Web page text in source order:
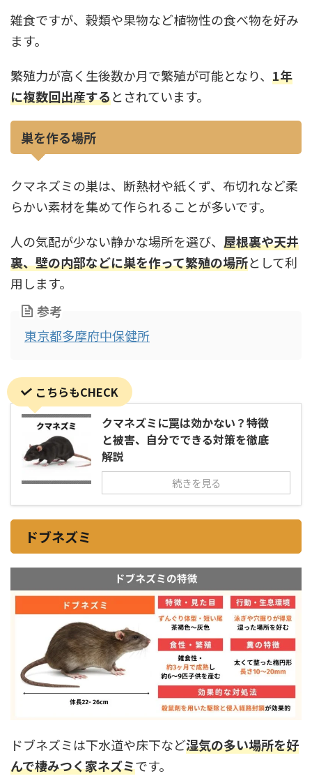
雑食ですが、穀類や果物など植物性の食べ物を好み
ます。
繁殖力が高く生後数か月で繁殖が可能となり、 1年
に複数回出産するとされています。
巣を作る場所
クマネズミの巣は、断熱材や紙くず、布切れなど柔
らかい素材を集めて作られることが多いです。
人の気配が少ない静かな場所を選び、 屋根裏や天井
裏、壁の内部などに巣を作って繁殖の場所として利
用します。
参考
東京都多摩府中保健所
こちらもCHECK
クマネズミに罠は効かない？特徴
と被害、自分でできる対策を徹底
解説
続きを見る
ドブネズミ
ドブネズミは下水道や床下など湿気の多い場所を好
んで棲みつく家ネズミです。